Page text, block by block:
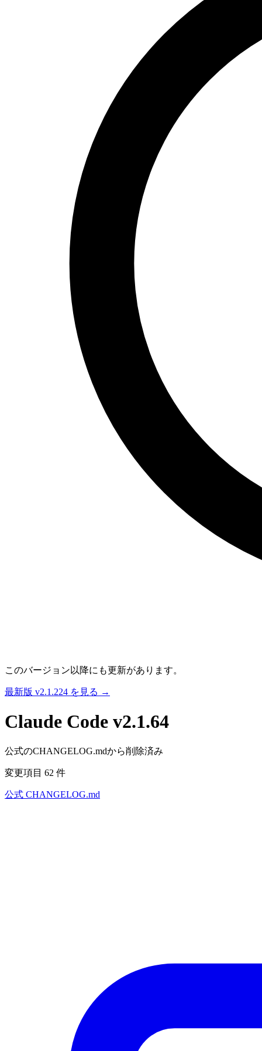
このバージョン以降にも更新があります。
最新版 v2.1.224 を見る →
Claude Code v2.1.64
公式のCHANGELOG.mdから削除済み
変更項目 62 件
公式 CHANGELOG.md